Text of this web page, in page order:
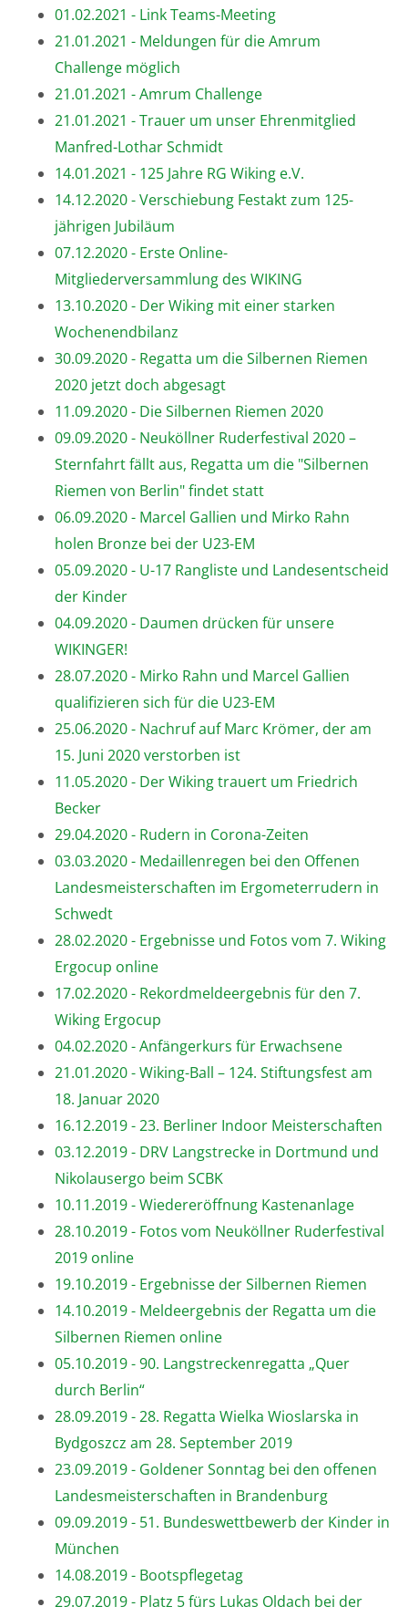
01.02.2021 - Link Teams-Meeting
21.01.2021 - Meldungen für die Amrum
Challenge möglich
21.01.2021 - Amrum Challenge
21.01.2021 - Trauer um unser Ehrenmitglied
Manfred-Lothar Schmidt
14.01.2021 - 125 Jahre RG Wiking e.V.
14.12.2020 - Verschiebung Festakt zum 125-
jährigen Jubiläum
07.12.2020 - Erste Online-
Mitgliederversammlung des WIKING
13.10.2020 - Der Wiking mit einer starken
Wochenendbilanz
30.09.2020 - Regatta um die Silbernen Riemen
2020 jetzt doch abgesagt
11.09.2020 - Die Silbernen Riemen 2020
09.09.2020 - Neuköllner Ruderfestival 2020 –
Sternfahrt fällt aus, Regatta um die "Silbernen
Riemen von Berlin" findet statt
06.09.2020 - Marcel Gallien und Mirko Rahn
holen Bronze bei der U23-EM
05.09.2020 - U-17 Rangliste und Landesentscheid
der Kinder
04.09.2020 - Daumen drücken für unsere
WIKINGER!
28.07.2020 - Mirko Rahn und Marcel Gallien
qualifizieren sich für die U23-EM
25.06.2020 - Nachruf auf Marc Krömer, der am
15. Juni 2020 verstorben ist
11.05.2020 - Der Wiking trauert um Friedrich
Becker
29.04.2020 - Rudern in Corona-Zeiten
03.03.2020 - Medaillenregen bei den Offenen
Landesmeisterschaften im Ergometerrudern in
Schwedt
28.02.2020 - Ergebnisse und Fotos vom 7. Wiking
Ergocup online
17.02.2020 - Rekordmeldeergebnis für den 7.
Wiking Ergocup
04.02.2020 - Anfängerkurs für Erwachsene
21.01.2020 - Wiking-Ball – 124. Stiftungsfest am
18. Januar 2020
16.12.2019 - 23. Berliner Indoor Meisterschaften
03.12.2019 - DRV Langstrecke in Dortmund und
Nikolausergo beim SCBK
10.11.2019 - Wiedereröffnung Kastenanlage
28.10.2019 - Fotos vom Neuköllner Ruderfestival
2019 online
19.10.2019 - Ergebnisse der Silbernen Riemen
14.10.2019 - Meldeergebnis der Regatta um die
Silbernen Riemen online
05.10.2019 - 90. Langstreckenregatta „Quer
durch Berlin“
28.09.2019 - 28. Regatta Wielka Wioslarska in
Bydgoszcz am 28. September 2019
23.09.2019 - Goldener Sonntag bei den offenen
Landesmeisterschaften in Brandenburg
09.09.2019 - 51. Bundeswettbewerb der Kinder in
München
14.08.2019 - Bootspflegetag
29.07.2019 - Platz 5 fürs Lukas Oldach bei der